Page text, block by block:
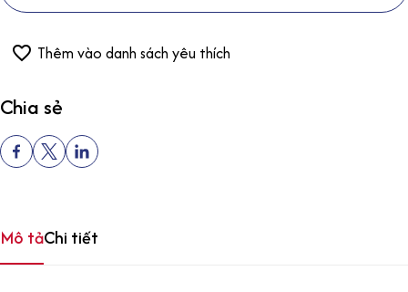
Thêm vào danh sách yêu thích
Chia sẻ
Mô tảChi tiết